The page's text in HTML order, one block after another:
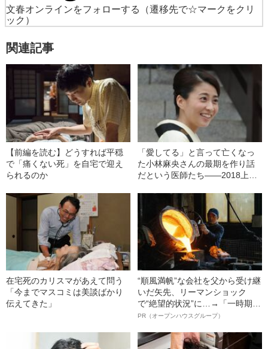
文春オンラインをフォローする
（遷移先で☆マークをクリ
ック）
関連記事
【前編を読む】どうすれば平穏
で「痛くない死」を自宅で迎え
られるのか
「愛してる」と言って亡くなっ
た小林麻央さんの最期を作り話
だという医師たち――2018上半
在宅死のカリスマがあえて問う
「今までマスコミは美談ばかり
伝えてきた」
“順風満帆”な会社を父から受け継
いだ矢先、リーマンショック
で“絶望的状況”に…→「一時期は
納品3年待ち」のヒット商品を生
明かす、“逆転の戦術”
PR（オープンハウスグループ）